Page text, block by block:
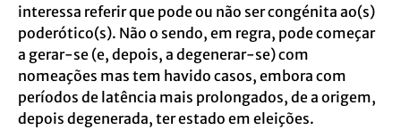
interessa referir que pode ou não sercongénita ao(s)
poderótico(s). Não o sendo, em regra, pode começar
a gerar-se (e, depois, a degenerar-se) com
nomeações mas tem havido casos, embora com
períodos de latência mais prolongados, de a origem,
depois degenerada, ter estado em eleições.